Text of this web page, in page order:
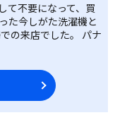
て不要になって、買
た今しがた洗濯機と
の来店でした。 パナ